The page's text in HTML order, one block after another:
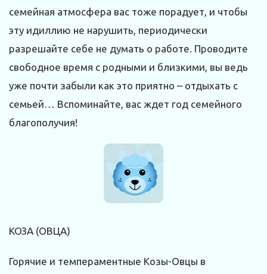
семейная атмосфера вас тоже порадует, и чтобы
эту идиллию не нарушить, периодически
разрешайте себе не думать о работе. Проводите
свободное время с родными и близкими, вы ведь
уже почти забыли как это приятно – отдыхать с
семьей… Вспоминайте, вас ждет год семейного
благополучия!
КОЗА (ОВЦА)
Горячие и темпераментные Козы-Овцы в